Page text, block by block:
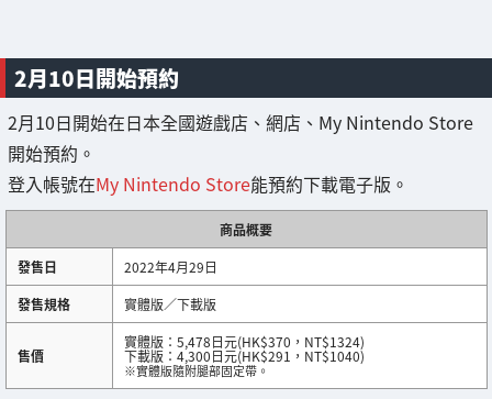
2月10日開始預約
2月10日開始在日本全國遊戲店、網店、My Nintendo Store
開始預約。
登入帳號在My Nintendo Store能預約下載電子版。
商品概要
發售日
2022年4月29日
發售規格
實體版／下載版
售價
實體版：5,478日元(HK$370，NT$1324)
下載版：4,300日元(HK$291，NT$1040)
※實體版隨附腿部固定帶。